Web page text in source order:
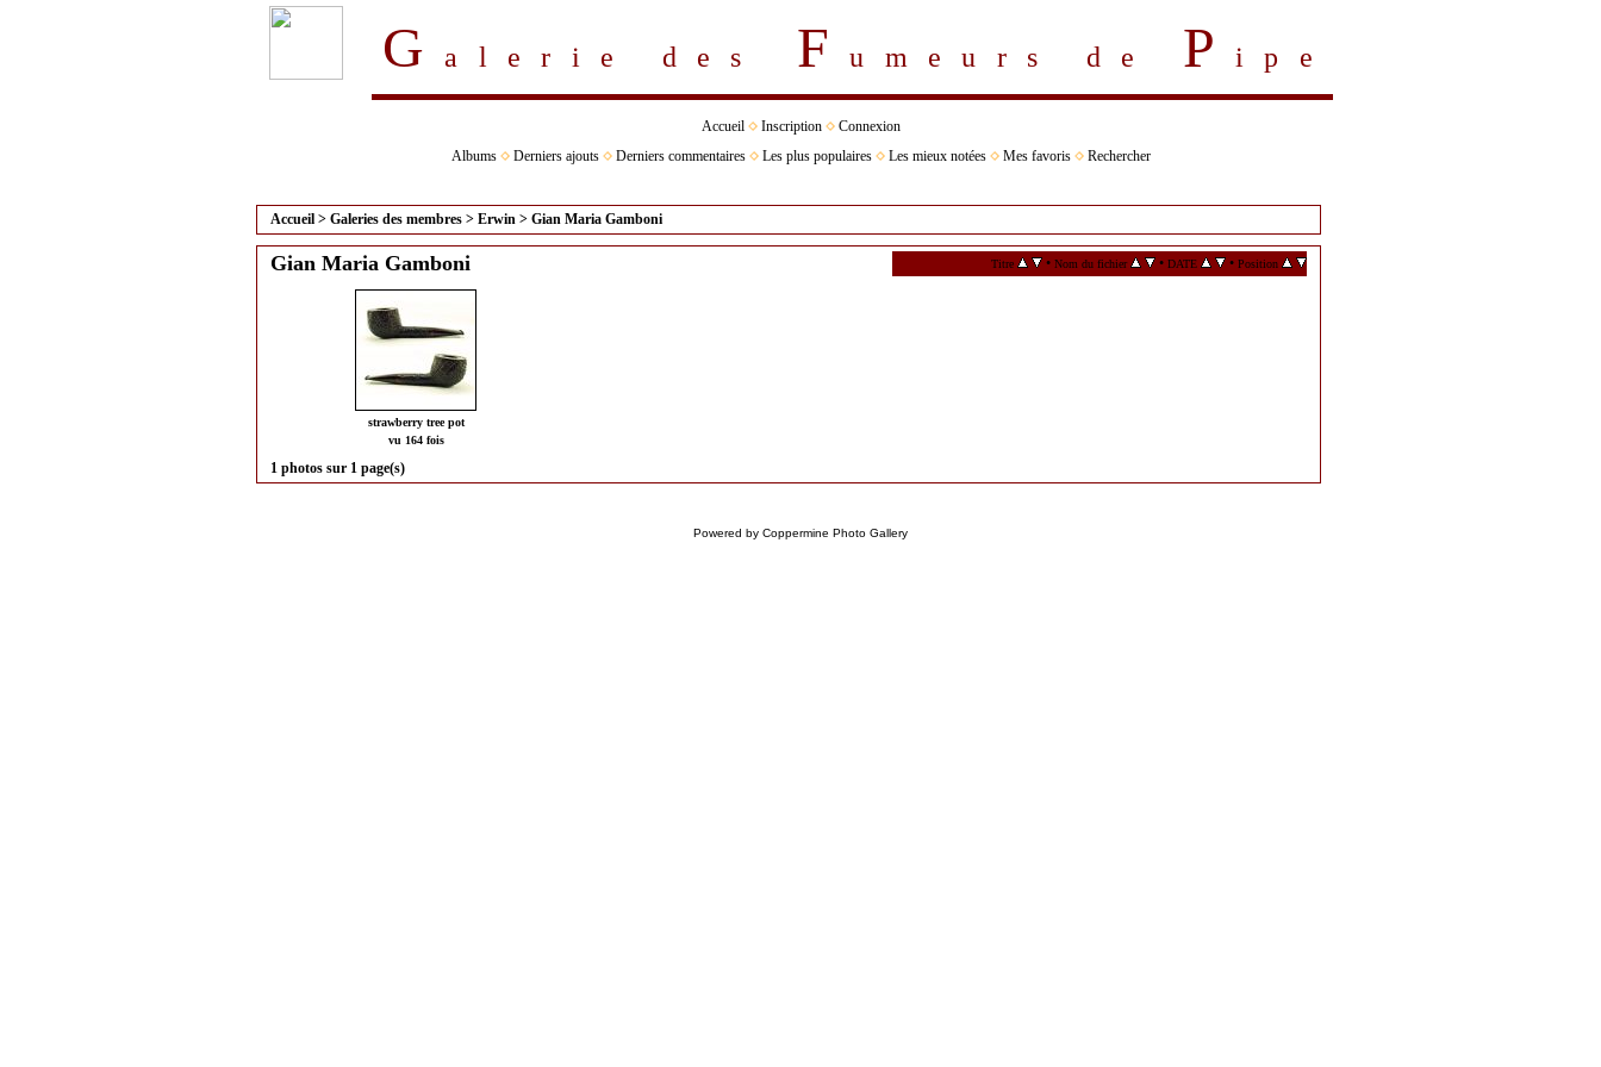
Galerie des Fumeurs de P ipe
Accueil Inscription
Connexion
Albums
Derniers ajouts Derniers commentaires Les plus populaires Les mieux notées Mes favoris Rechercher
Accueil > Galeries des membres > Erwin > Gian Maria Gamboni
Gian Maria Gamboni Titre • Nom du fichier • DATE • Position
strawberry tree pot
vu 164 fois
1 photos sur 1 page(s)
Powered by Coppermine Photo Gallery